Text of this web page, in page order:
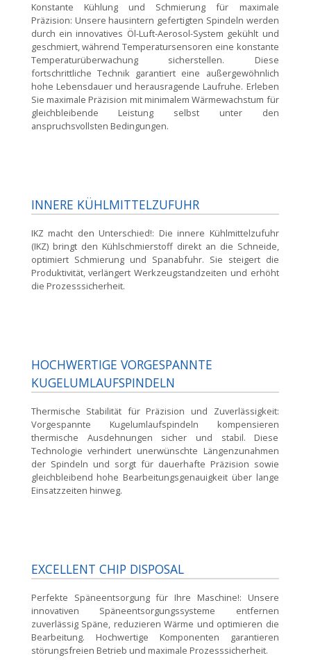
Konstante Kühlung und Schmierung für maximale
Präzision: Unsere hausintern gefertigten Spindeln werden
durch ein innovatives Öl-Luft-Aerosol-System gekühlt und
geschmiert, während Temperatursensoren eine konstante
Temperaturüberwachung sicherstellen. Diese
fortschrittliche Technik garantiert eine außergewöhnlich
hohe Lebensdauer und herausragende Laufruhe. Erleben
Sie maximale Präzision mit minimalem Wärmewachstum für
gleichbleibende Leistung selbst unter den
anspruchsvollsten Bedingungen.
INNERE KÜHLMITTELZUFUHR
IKZ macht den Unterschied!: Die innere Kühlmittelzufuhr
(IKZ) bringt den Kühlschmierstoff direkt an die Schneide,
optimiert Schmierung und Spanabfuhr. Sie steigert die
Produktivität, verlängert Werkzeugstandzeiten und erhöht
die Prozesssicherheit.
HOCHWERTIGE VORGESPANNTE
KUGELUMLAUFSPINDELN
Thermische Stabilität für Präzision und Zuverlässigkeit:
Vorgespannte Kugelumlaufspindeln kompensieren
thermische Ausdehnungen sicher und stabil. Diese
Technologie verhindert unerwünschte Längenzunahmen
der Spindeln und sorgt für dauerhafte Präzision sowie
gleichbleibend hohe Bearbeitungsgenauigkeit über lange
Einsatzzeiten hinweg.
EXCELLENT CHIP DISPOSAL
Perfekte Späneentsorgung für Ihre Maschine!: Unsere
innovativen Späneentsorgungssysteme entfernen
zuverlässig Späne, reduzieren Wärme und optimieren die
Bearbeitung. Hochwertige Komponenten garantieren
störungsfreien Betrieb und maximale Prozesssicherheit.